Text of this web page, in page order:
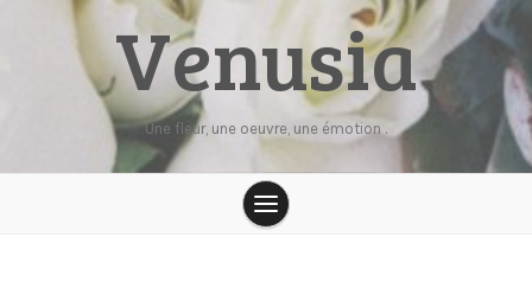
Venusia
Une fleur, une oeuvre, une émotion .